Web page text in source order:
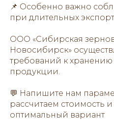
📌 Особенно важно
при длительных
ООО «Сибирская
Новосибирск»
требований к
продукции.
💬 Напишите нам
рассчитаем стоимость
оптимальный вариант